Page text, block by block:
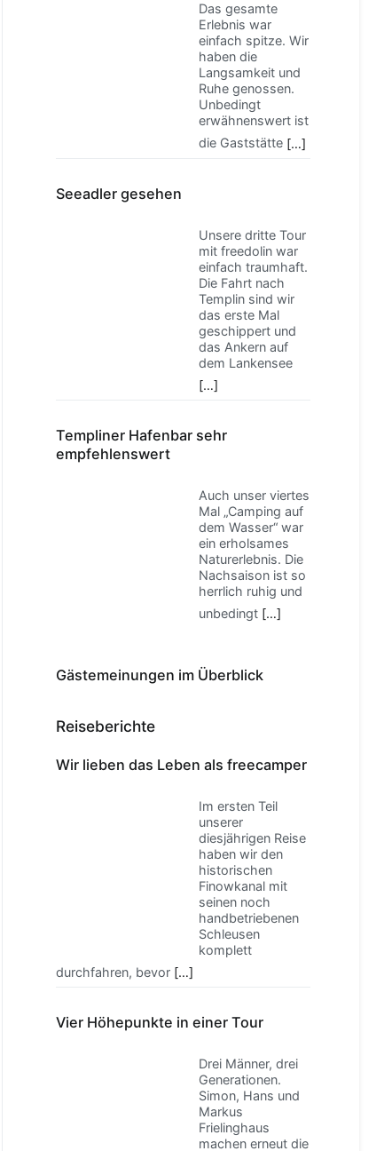
Das gesamte
Erlebnis war
einfach spitze. Wir
haben die
Langsamkeit und
Ruhe genossen.
Unbedingt
erwähnenswert ist
die Gaststätte […]
Seeadler gesehen
Unsere dritte Tour
mit freedolin war
einfach traumhaft.
Die Fahrt nach
Templin sind wir
das erste Mal
geschippert und
das Ankern auf
dem Lankensee
[…]
Templiner Hafenbar sehr
empfehlenswert
Auch unser viertes
Mal „Camping auf
dem Wasser“ war
ein erholsames
Naturerlebnis. Die
Nachsaison ist so
herrlich ruhig und
unbedingt […]
Gästemeinungen im Überblick
Reiseberichte
Wir lieben das Leben als freecamper
Im ersten Teil
unserer
diesjährigen Reise
haben wir den
historischen
Finowkanal mit
seinen noch
handbetriebenen
Schleusen
komplett
durchfahren, bevor […]
Vier Höhepunkte in einer Tour
Drei Männer, drei
Generationen.
Simon, Hans und
Markus
Frielinghaus
machen erneut die